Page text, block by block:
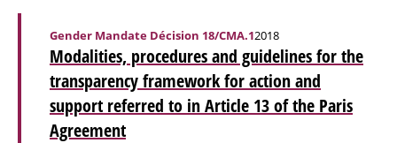
Modalities, procedures and guidelines for the
transparency framework for action and
support referred to in Article 13 of the Paris
Agreement
Gender Mandate Décision 18/CMA.12018